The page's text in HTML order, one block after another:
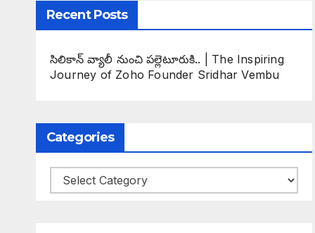
Recent Posts
సిలికాన్ వ్యాలీ నుంచి పల్లెటూరుకి.. | The Inspiring
Journey of Zoho Founder Sridhar Vembu
Categories
Categories